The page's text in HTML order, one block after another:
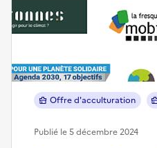
Offre d'acculturation
Publié le 5 décembre 2024